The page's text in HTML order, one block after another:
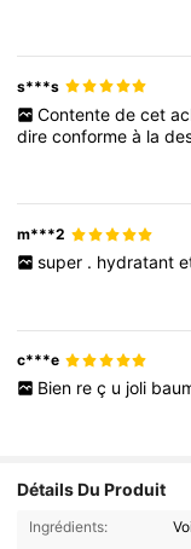
s***s
Contente de cet
direconformeà la
m***2
super . hydratant
c***e
Bien re ç u joli
Détails Du Produit
Ingrédients: